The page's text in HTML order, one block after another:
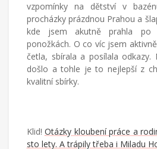
vzpomínky na dětství v
procházky prázdnou Prahou a
kde jsem akutně prahla
ponožkách. O co víc jsem
četla, sbírala a posílala
došlo a tohle je to nejlepší z
kvalitní sbírky.
Klid!Otázky kloubení práce a
sto lety. A trápily třeba i Miladu